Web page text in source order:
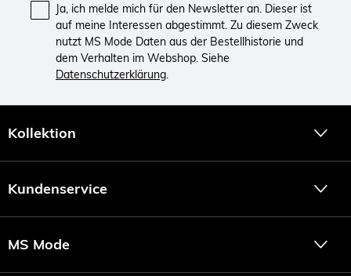
Ja, ich melde mich für den Newsletter an. Dieser ist
auf meine Interessen abgestimmt. Zu diesem Zweck
nutzt MS Mode Daten aus der Bestellhistorie und
dem Verhalten im Webshop. Siehe
Datenschutzerklärung.
Kollektion
Kundenservice
MS Mode